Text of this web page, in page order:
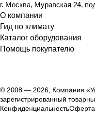
г. Москва, Муравская 24,
О компании
Гид по климату
Каталог оборудования
Помощь покупателю
© 2008 — 2026, Компания
зарегистрированный
КонфиденциальностьОферта